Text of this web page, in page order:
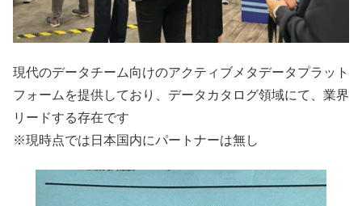
現代のデータチーム向けのアクティブメタデータプラット
フォームを提供しており、データカタログ領域にて、業界
リードする存在です
※現時点では日本国内にパートナーは無し